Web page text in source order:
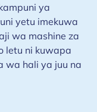
ya
yetu imekuwa
wa mashine za
letu ni kuwapa
wa hali ya juu na